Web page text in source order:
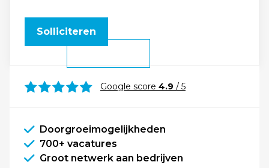
Solliciteren
Google score 4.9 / 5
Doorgroeimogelijkheden
700+ vacatures
Groot netwerk aan bedrijven